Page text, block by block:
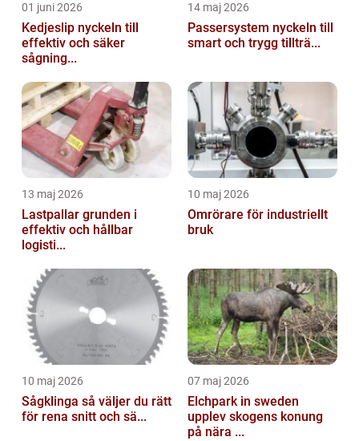
01 juni 2026
Kedjeslip nyckeln till
effektiv och säker
sågning...
14 maj 2026
Passersystem nyckeln till
smart och trygg tillträ...
13 maj 2026
Lastpallar grunden i
effektiv och hållbar
logisti...
10 maj 2026
Omrörare för industriellt
bruk
10 maj 2026
Sågklinga så väljer du rätt
för rena snitt och sä...
07 maj 2026
Elchpark in sweden
upplev skogens konung
på nära ...